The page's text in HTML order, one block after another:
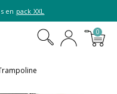
en pack XXL
0